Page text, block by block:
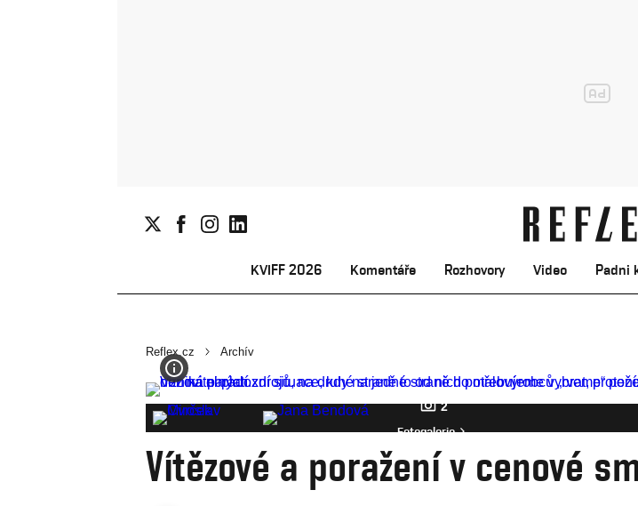
KVIFF 2026 Komentáře Rozhovory Video Padni
Reflex.cz Archív
2
Fotogalerie
Vítězové a poražení v cenové